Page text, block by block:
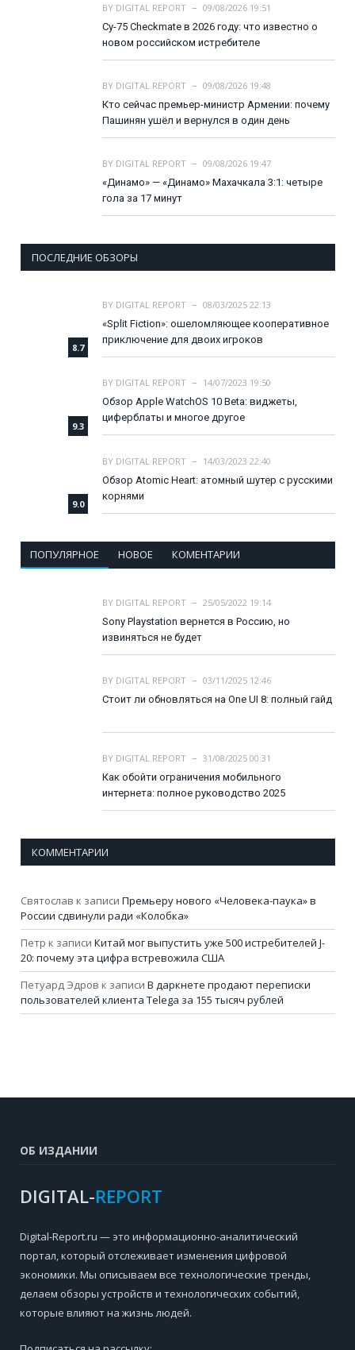
BY DIGITAL REPORT
09/08/2026 19:51
Су-75 Checkmate в 2026 году: что известно о
новом российском истребителе
BY DIGITAL REPORT
09/08/2026 19:48
Кто сейчас премьер-министр Армении: почему
Пашинян ушёл и вернулся в один день
BY DIGITAL REPORT
09/08/2026 19:47
«Динамо» — «Динамо» Махачкала 3:1: четыре
гола за 17 минут
ПОСЛЕДНИЕ ОБЗОРЫ
8.7
BY DIGITAL REPORT
08/03/2025 22:13
«Split Fiction»: ошеломляющее кооперативное
приключение для двоих игроков
9.3
BY DIGITAL REPORT
14/07/2023 19:50
Обзор Apple WatchOS 10 Beta: виджеты,
циферблаты и многое другое
9.0
BY DIGITAL REPORT
14/03/2023 22:40
Обзор Atomic Heart: атомный шутер с русскими
корнями
ПОПУЛЯРНОЕ НОВОЕ КОМЕНТАРИИ
BY DIGITAL REPORT
25/05/2022 19:14
Sony Playstation вернется в Россию, но
извиняться не будет
BY DIGITAL REPORT
03/11/2025 12:46
Стоит ли обновляться на One UI 8: полный гайд
BY DIGITAL REPORT
31/08/2025 00:31
Как обойти ограничения мобильного
интернета: полное руководство 2025
КОММЕНТАРИИ
Святослав к записи Премьеру нового «Человека-паука» в
России сдвинули ради «Колобка»
Петр к записи Китай мог выпустить уже 500 истребителей J-
20: почему эта цифра встревожила США
Петуард Эдров к записи В даркнете продают переписки
пользователей клиента Telega за 155 тысяч рублей
ОБ ИЗДАНИИ
DIGITAL-REPORT
Digital-Report.ru — это информационно-аналитический
портал, который отслеживает изменения цифровой
экономики. Мы описываем все технологические тренды,
делаем обзоры устройств и технологических событий,
которые влияют на жизнь людей.